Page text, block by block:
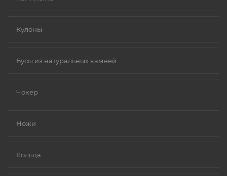
Кулоны
Бусы из натуральных камней
Чокер
Ножи
Кольца